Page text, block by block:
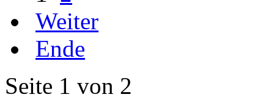
Weiter
Ende
Seite 1 von 2